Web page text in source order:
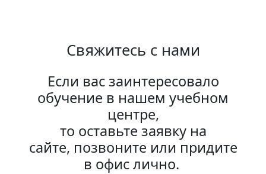
Свяжитесь с нами
Если вас заинтересовало
обучение в нашем учебном
центре,
то оставьте заявку на
сайте, позвоните или придите
в офис лично.